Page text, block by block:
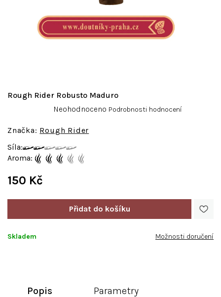
150 Kč
cena:
Skladem Možnosti doručení
Rough Rider Robusto Maduro
Rough Rider
Průměrné
produktu
0,0
z
Neohodnoceno Podrobnosti hodnocení
Aroma:
Síla:
Popis Parametry